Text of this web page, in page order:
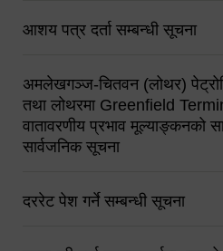
आशय पत्र दर्ता सम्बन्धी सूचना
अमलेखगञ्ज-चितवन (लोथर)
तथा लोथरमा Greenfield
वातावरणीय प्रभाव मूल्याङ्कनको
सार्वजनिक सूचना
दररेट पेश गर्ने सम्बन्धी सूचना